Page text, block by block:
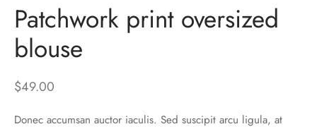
Patchwork print oversized
blouse
$49.00
Donec accumsan auctor iaculis. Sed suscipit arcu ligula, at